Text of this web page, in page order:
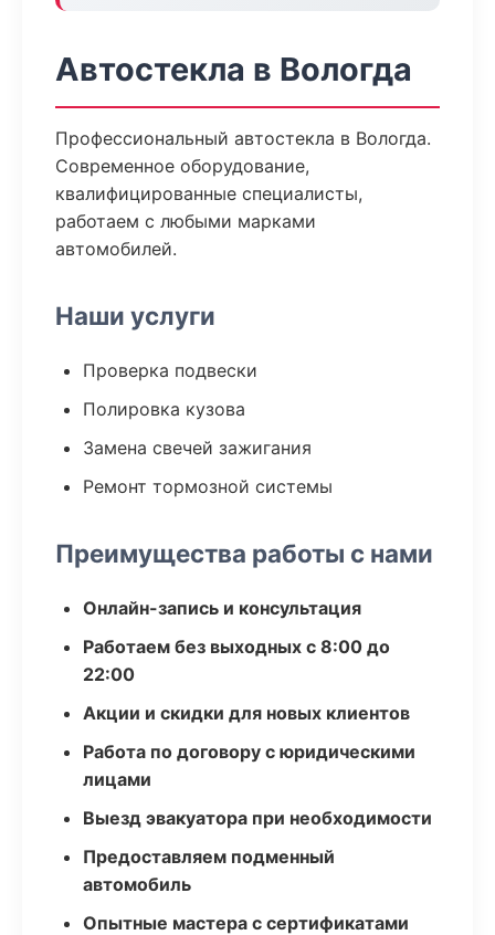
Автостекла в Вологда
Профессиональный автостекла в Вологда.
Современное оборудование,
квалифицированные специалисты,
работаем с любыми марками
автомобилей.
Наши услуги
Проверка подвески
Полировка кузова
Замена свечей зажигания
Ремонт тормозной системы
Преимущества работы с нами
Онлайн-запись и консультация
Работаем без выходных с 8:00 до
22:00
Акции и скидки для новых клиентов
Работа по договору с юридическими
лицами
Выезд эвакуатора при необходимости
Предоставляем подменный
автомобиль
Опытные мастера с сертификатами